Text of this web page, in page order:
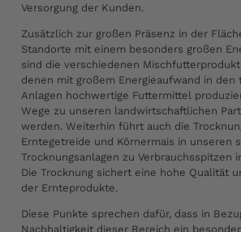
Versorgung der Kunden.
Zusätzlich zur großen Präsenz in der
Standorte mit einem besonders großen
sind die verschiedenen
denen mit großem Energieaufwand in den
Anlagen hochwertige Futtermittel
Wege zu unseren landwirtschaftlichen
werden. Weiterhin führt auch die
Erntegetreide und Körnermais in unseren
Trocknungsanlagen zu Verbrauchsspitzen
Die Trocknung sichert eine hohe Qualität
der Ernteprodukte.
Diese Punkte sprechen dafür, dass in
Nachhaltigkeit dieser Bereich ein